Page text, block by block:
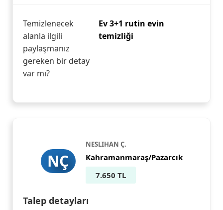
Temizlenecek
alanla ilgili
paylaşmanız
gereken bir detay
var mı?
Ev 3+1 rutin evin
temizliği
NÇ
NESLIHAN Ç.
Kahramanmaraş/Pazarcık
7.650 TL
Talep detayları